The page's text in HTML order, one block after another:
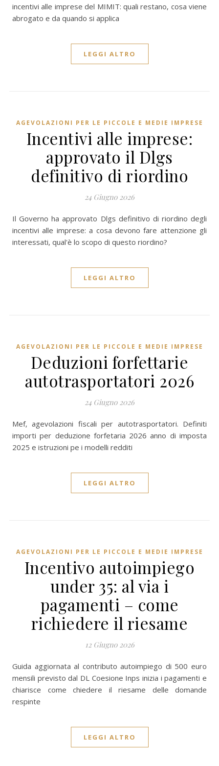
incentivi alle imprese del MIMIT: quali restano, cosa viene
abrogato e da quando si applica
LEGGI ALTRO
AGEVOLAZIONI PER LE PICCOLE E MEDIE IMPRESE
Incentivi alle imprese:
approvato il Dlgs
definitivo di riordino
24 Giugno 2026
Il Governo ha approvato Dlgs definitivo di riordino degli
incentivi alle imprese: a cosa devono fare attenzione gli
interessati, qual'è lo scopo di questo riordino?
LEGGI ALTRO
AGEVOLAZIONI PER LE PICCOLE E MEDIE IMPRESE
Deduzioni forfettarie
autotrasportatori 2026
24 Giugno 2026
Mef, agevolazioni fiscali per autotrasportatori. Definiti
importi per deduzione forfetaria 2026 anno di imposta
2025 e istruzioni pe i modelli redditi
LEGGI ALTRO
AGEVOLAZIONI PER LE PICCOLE E MEDIE IMPRESE
Incentivo autoimpiego
under 35: al via i
pagamenti – come
richiedere il riesame
12 Giugno 2026
Guida aggiornata al contributo autoimpiego di 500 euro
mensili previsto dal DL Coesione Inps inizia i pagamenti e
chiarisce come chiedere il riesame delle domande
respinte
LEGGI ALTRO